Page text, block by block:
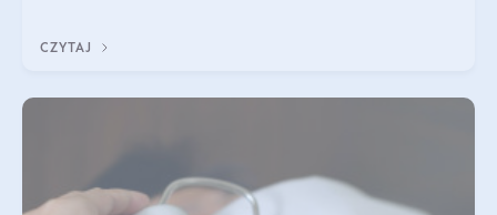
bydlęcy.
CZYTAJ